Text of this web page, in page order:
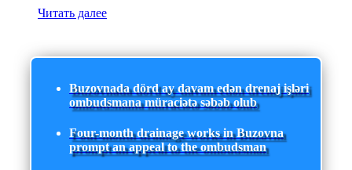
Читать далее
Buzovnada dörd ay davam edən drenaj işləri
ombudsmana müraciətə səbəb olub
Four-month drainage works in Buzovna
prompt an appeal to the ombudsman